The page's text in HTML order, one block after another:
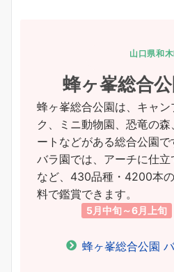
山口県和
蜂ヶ峯総合
蜂ヶ峯総合公園は、キャン
ク、ミニ動物園、恐竜の
ートなどがある総合公園で
バラ園では、アーチに仕立
など、430品種・4200本
料で鑑賞できます。
5月中旬～6月上旬
蜂ヶ峯総合公園